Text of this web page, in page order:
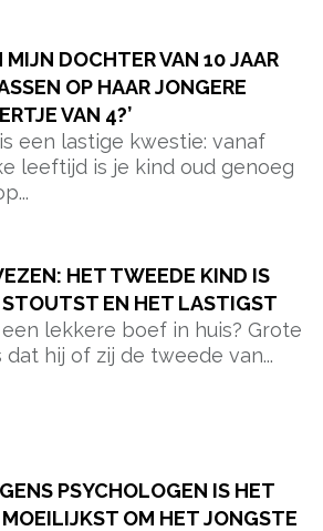
MIJN DOCHTER VAN 10 JAAR
OP HAAR JONGERE
VAN 4?’
een lastige kwestie: vanaf
leeftijd is je kind oud genoeg
HET TWEEDE KIND IS
EN HET LASTIGST
lekkere boef in huis? Grote
dat hij of zij de tweede van...
PSYCHOLOGEN IS HET
OM HET JONGSTE